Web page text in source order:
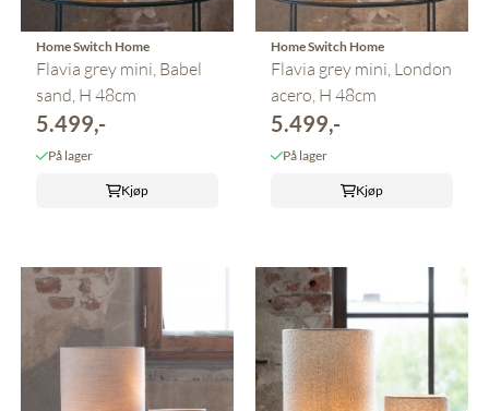
Home Switch Home
Flavia grey mini, Babel
sand, H 48cm
5.499,-
På lager
Kjøp
Home Switch Home
Flavia grey mini, London
acero, H 48cm
5.499,-
På lager
Kjøp